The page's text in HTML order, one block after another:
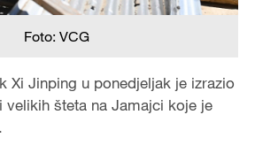
Foto: VCG
Xi Jinping u ponedjeljak je izrazio
velikih šteta na Jamajci koje je